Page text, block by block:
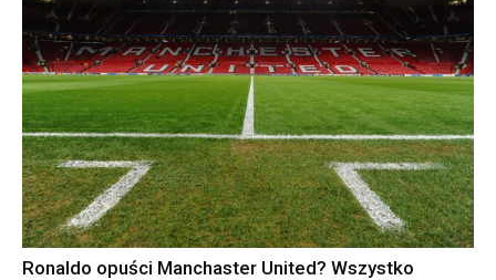
Ronaldo opuści Manchaster United? Wszystko